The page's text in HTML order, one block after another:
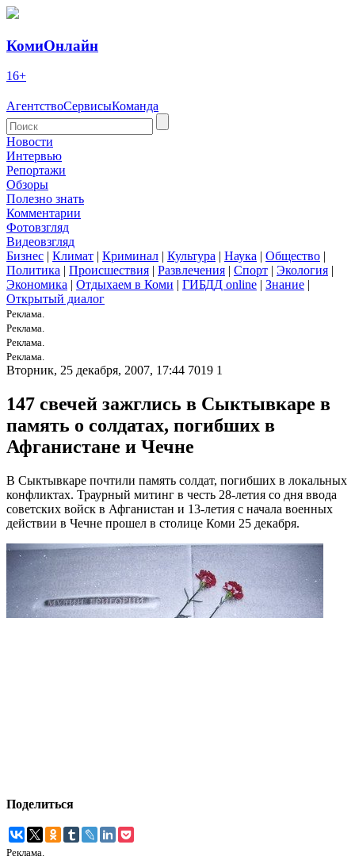
КомиОнлайн
16+
АгентствоСервисыКоманда
Новости
Интервью
Репортажи
Обзоры
Полезно знать
Комментарии
Фотовзгляд
Видеовзгляд
Бизнес | Климат | Криминал | Культура | Наука | Общество |
Политика | Происшествия | Развлечения | Спорт | Экология |
Экономика | Отдыхаем в Коми | ГИБДД online | Знание |
Открытый диалог
Реклама.
Реклама.
Реклама.
Реклама.
Вторник, 25 декабря, 2007, 17:44 7019 1
147 свечей зажглись в Сыктывкаре в
память о солдатах, погибших в
Афганистане и Чечне
В Сыктывкаре почтили память солдат, погибших в локальных
конфликтах. Траурный митинг в честь 28-летия со дня ввода
советских войск в Афганистан и 13-летия с начала военных
действии в Чечне прошел в столице Коми 25 декабря.
Поделиться
Реклама.